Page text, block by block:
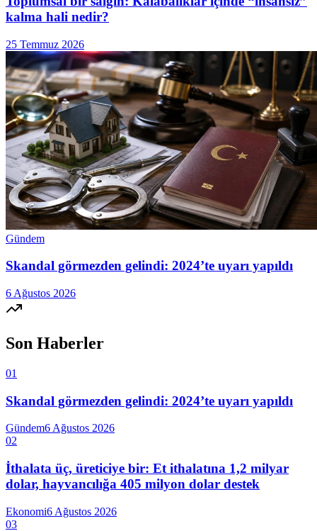
kalma hali nedir?
25 Temmuz 2026
Gündem
Skandal görmezden gelindi: 2024’te uyarı yapıldı
6 Ağustos 2026
Son Haberler
01
Skandal görmezden gelindi: 2024’te uyarı yapıldı
Gündem6 Ağustos 2026
02
İthalata üç, üreticiye bir: Et ithalatına 1,2 milyar
dolar, hayvancılığa 405 milyon dolar destek
Ekonomi6 Ağustos 2026
03